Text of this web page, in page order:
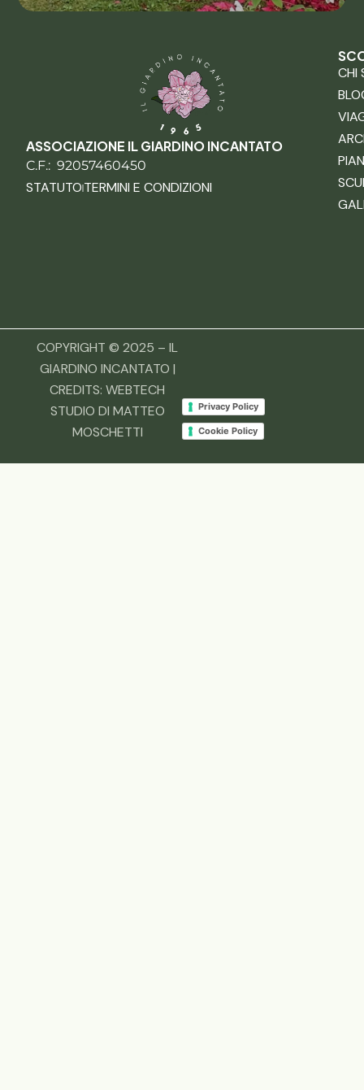
ASSOCIAZIONE IL GIARDINO INCANTATO
C.F.: 92057460450
STATUTOTERMINI E CONDIZIONI
CHI
COPYRIGHT © 2025 – IL
GIARDINO INCANTATO |
CREDITS: WEBTECH
STUDIO DI MATTEO
MOSCHETTI
Privacy Policy
Cookie Policy